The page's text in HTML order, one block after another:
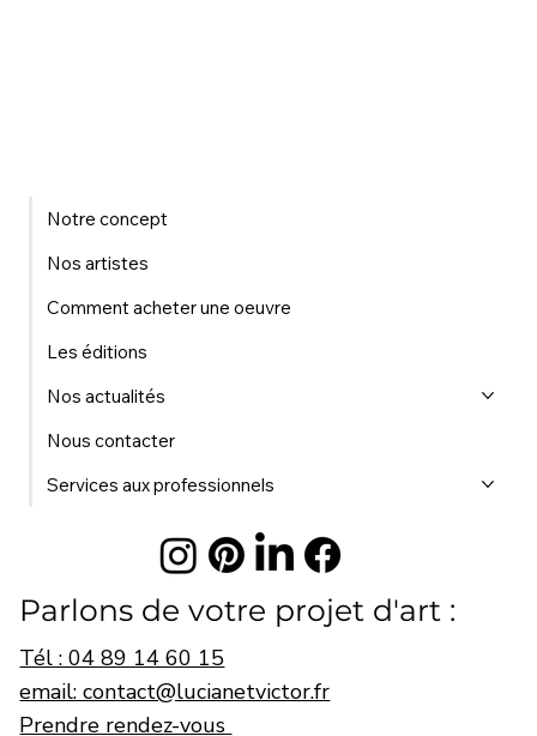
Parlons de votre projet d'art :
Tél : 04 89 14 60 15
email: contact@lucianetvictor.fr
Prendre rendez-vous
Notre concept
Nos artistes
Comment acheter une oeuvre
Les éditions
Nos actualités
Nous contacter
Services aux professionnels